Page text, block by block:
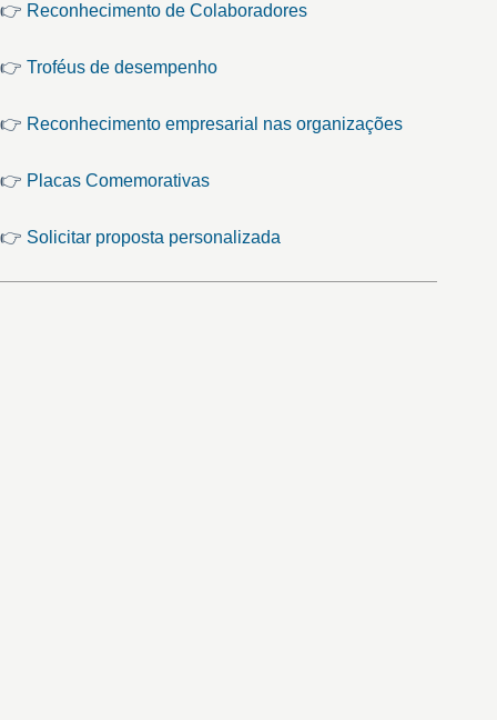
👉 Reconhecimento de Colaboradores
👉 Troféus de desempenho
👉 Reconhecimento empresarial nas organizações
👉 Placas Comemorativas
👉 Solicitar proposta personalizada